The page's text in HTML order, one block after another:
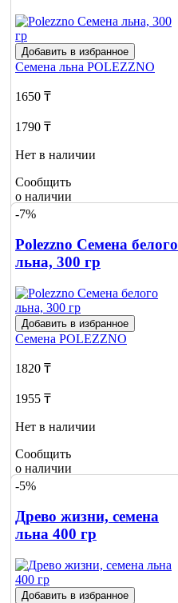
Добавить в избранное
Семена льна POLEZZNO
1650 ₸
1790 ₸
Нет в наличии
Сообщить
о наличии
-7%
Polezzno Семена белого
льна, 300 гр
Добавить в избранное
Семена POLEZZNO
1820 ₸
1955 ₸
Нет в наличии
Сообщить
о наличии
-5%
Древо жизни, семена
льна 400 гр
Добавить в избранное